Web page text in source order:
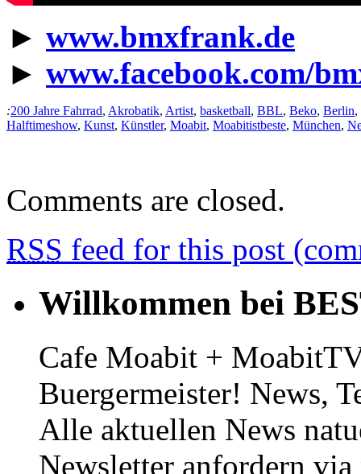
► www.bmxfrank.de
► www.facebook.com/
:200 Jahre Fahrrad, Akrobatik, Artist, basketball, BBL, Beko, Berlin,
Halftimeshow, Kunst, Künstler, Moabit, Moabitistbeste, München,
Comments are closed.
RSS feed for this post
Willkommen bei
Cafe Moabit +
Buergermeister! News,
Alle aktuellen News
Newsletter anfordern